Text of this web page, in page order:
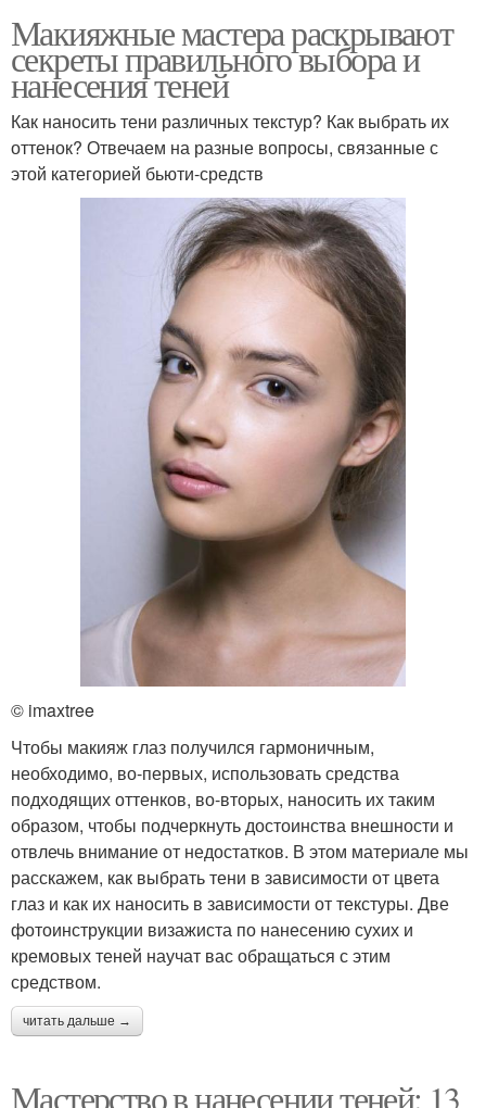
Макияжные мастера раскрывают
секреты правильного выбора и
нанесения теней
Как наносить тени различных текстур? Как выбрать их
оттенок? Отвечаем на разные вопросы, связанные с
этой категорией бьюти-средств
© imaxtree
Чтобы макияж глаз получился гармоничным,
необходимо, во-первых, использовать средства
подходящих оттенков, во-вторых, наносить их таким
образом, чтобы подчеркнуть достоинства внешности и
отвлечь внимание от недостатков. В этом материале мы
расскажем, как выбрать тени в зависимости от цвета
глаз и как их наносить в зависимости от текстуры. Две
фотоинструкции визажиста по нанесению сухих и
кремовых теней научат вас обращаться с этим
средством.
читать дальше →
Мастерство в нанесении теней: 13